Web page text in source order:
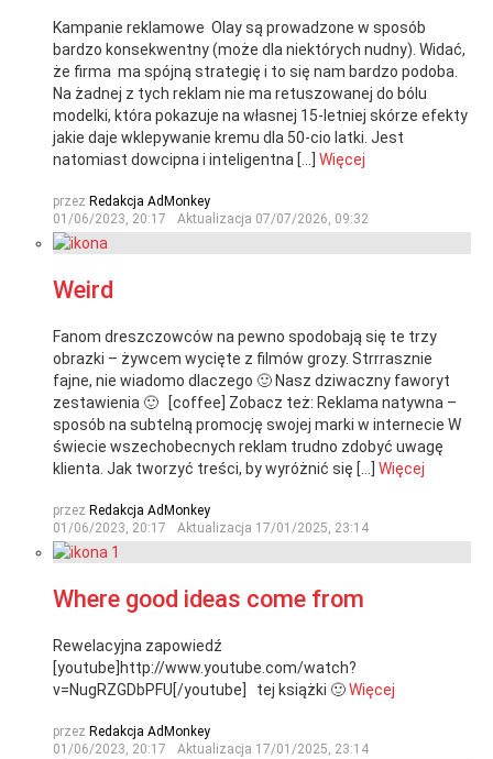
Kampanie reklamowe Olay są prowadzone w sposób
bardzo konsekwentny (może dla niektórych nudny). Widać,
że firma ma spójną strategię i to się nam bardzo podoba.
Na żadnej z tych reklam nie ma retuszowanej do bólu
modelki, która pokazuje na własnej 15-letniej skórze efekty
jakie daje wklepywanie kremu dla 50-cio latki. Jest
natomiast dowcipna i inteligentna […] Więcej
przez Redakcja AdMonkey
01/06/2023, 20:17
Aktualizacja 07/07/2026, 09:32
Weird
Fanom dreszczowców na pewno spodobają się te trzy
obrazki – żywcem wycięte z filmów grozy. Strrrasznie
fajne, nie wiadomo dlaczego 🙂 Nasz dziwaczny faworyt
zestawienia 🙂 [coffee] Zobacz też: Reklama natywna –
sposób na subtelną promocję swojej marki w internecie W
świecie wszechobecnych reklam trudno zdobyć uwagę
klienta. Jak tworzyć treści, by wyróżnić się […] Więcej
przez Redakcja AdMonkey
01/06/2023, 20:17
Aktualizacja 17/01/2025, 23:14
Where good ideas come from
Rewelacyjna zapowiedź
[youtube]http://www.youtube.com/watch?
v=NugRZGDbPFU[/youtube] tej książki 🙂Więcej
przez Redakcja AdMonkey
01/06/2023, 20:17
Aktualizacja 17/01/2025, 23:14